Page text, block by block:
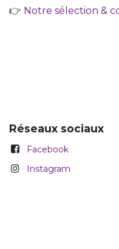
👉 Notre sélection &
Réseaux sociaux
Facebook
Instagram